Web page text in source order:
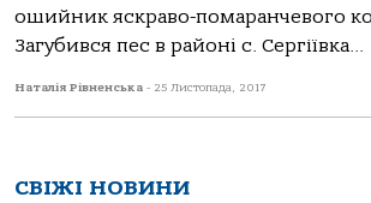
ошийник яскраво-помаранчевого
Загубився пес в районі с. Сергіївка...
Наталія Рівненська - 25 Листопада, 2017
СВІЖІ НОВИНИ